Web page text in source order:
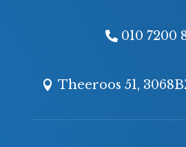
010 7200
Theeroos 51,